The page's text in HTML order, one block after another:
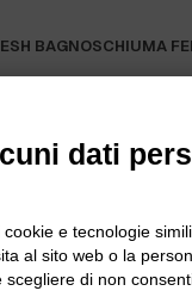
BAGNOSCHIUMA
dati
e tecnologie
al sito web o la
di non